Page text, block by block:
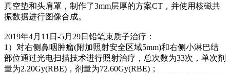
真空垫和头肩罩，制作了3mm层厚的方案CT，并使用核磁共
振数据进行图像合成。
2019年4月11日-5月29日铅笔束质子治疗：
1）对右侧鼻咽肿瘤(附加照射安全区域5mm)和右侧小淋巴结
部位通过光电扫描技术进行照射治疗，总次数为33次，单次剂
量为2.20Gy(RBE)，剂量为72.60Gy(RBE)；